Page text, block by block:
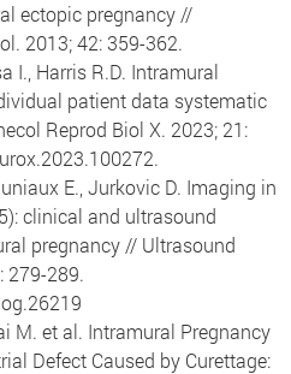
ectopic pregnancy //
2013; 42: 359-362.
I., Harris R.D. Intramural
patient data systematic
Reprod Biol X. 2023; 21:
E., Jurkovic D. Imaging in
clinical and ultrasound
pregnancy // Ultrasound
279-289.
M. et al. Intramural Pregnancy
Defect Caused by Curettage: